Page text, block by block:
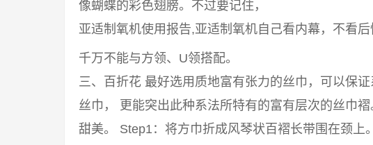
像蝴蝶的彩色翅膀。不过要记住，
亚适制氧机使用报告,亚适制氧机自己看内幕，不看后
千万不能与方领、U领搭配。
三、百折花 最好选用质地富有张力的丝巾，可以保
丝巾， 更能突出此种系法所特有的富有层次的丝巾
甜美。 Step1：将方巾折成风琴状百褶长带围在颈上